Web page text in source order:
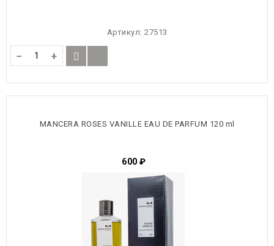
Артикул: 27513
− +
MANCERA ROSES VANILLE EAU DE PARFUM 120 ml
600 ₽